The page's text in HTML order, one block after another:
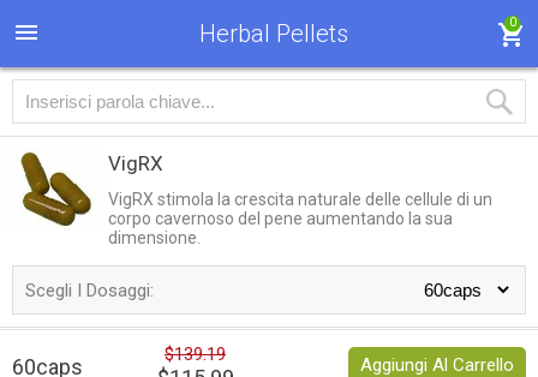
Herbal Pellets 0
VigRX
VigRX stimola la crescita naturale delle cellule di un
corpo cavernoso del pene aumentando la sua
dimensione.
Scegli I Dosaggi:
60caps $139.19 Aggiungi Al Carrello